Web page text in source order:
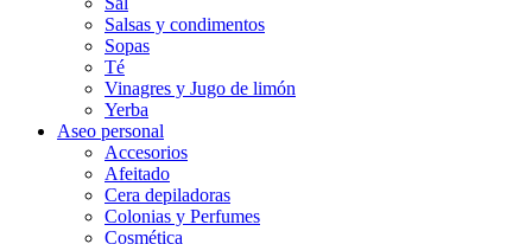
Salsas y condimentos
Sopas
Té
Vinagres y Jugo de limón
Yerba
Aseo personal
Accesorios
Afeitado
Cera depiladoras
Colonias y Perfumes
Cosmética